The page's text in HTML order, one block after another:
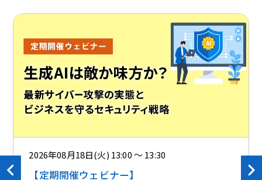
2026年08月18日(火) 13:00 ～ 13:30
【定期開催ウェビナー】